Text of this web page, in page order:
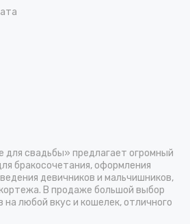
для свадьбы» предлагает огромный
бракосочетания, оформления
девичников и мальчишников,
В продаже большой выбор
на любой вкус и кошелек, отличного